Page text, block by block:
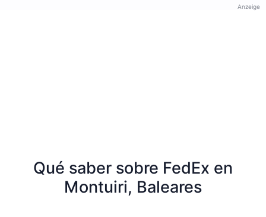
Anzeige
Qué saber sobre FedEx en
Montuiri, Baleares